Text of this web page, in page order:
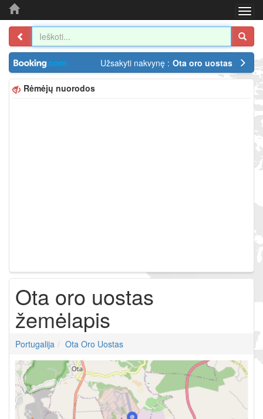
Užsakyti nakvynę : Ota oro uostas
Rėmėjų nuorodos
Ota oro uostas
žemėlapis
Portugalija Ota Oro Uostas